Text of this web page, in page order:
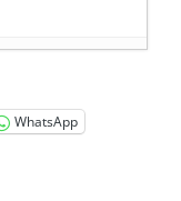
să pună
- 1 iulie
WhatsApp